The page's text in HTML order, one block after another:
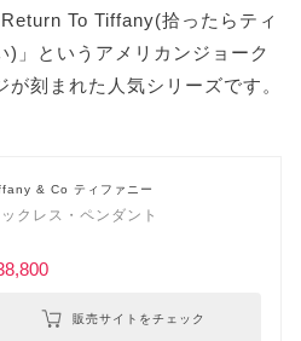
To Tiffany(拾ったらティ
)」というアメリカンジョーク
刻まれた人気シリーズです。
& Co ティファニー
クレス・ペンダント
販売サイトをチェック